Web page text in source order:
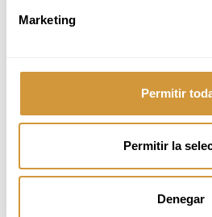
Marketing
Permitir
Permitir la
Denegar
Degustación de vinos para aplicar los
Material digital y libro disponible para los
Resolución de dudas y consultas durante
en Vinos.